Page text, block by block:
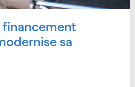
financement
sa